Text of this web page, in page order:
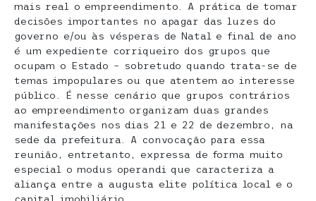
mais real o empreendimento. A prática de tomar
decisões importantes no apagar das luzes do
governo e/ou às vésperas de Natal e final de ano
é um expediente corriqueiro dos grupos que
ocupam o Estado – sobretudo quando trata-se de
temas impopulares ou que atentem ao interesse
público. É nesse cenário que grupos contrários
ao empreendimento organizam duas grandes
manifestações nos dias 21 e 22 de dezembro, na
sede da prefeitura. A convocação para essa
reunião, entretanto, expressa de forma muito
especial o modus operandi que caracteriza a
aliança entre a augusta elite política local e o